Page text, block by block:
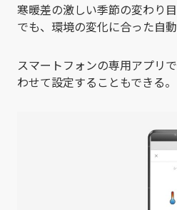
寒暖差の激しい季節の変わり
でも、環境の変化に合った自動
スマートフォンの専用アプリ
わせて設定することもできる。